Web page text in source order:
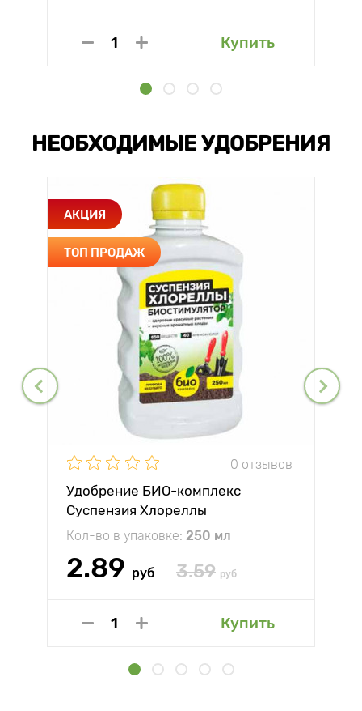
Купить
НЕОБХОДИМЫЕ УДОБРЕНИЯ
АКЦИЯ
ТОП ПРОДАЖ
0 отзывов
Удобрение БИО-комплекс
Суспензия Хлореллы
Кол-во в упаковке: 250 мл
2.89 руб 3.59 руб
Купить